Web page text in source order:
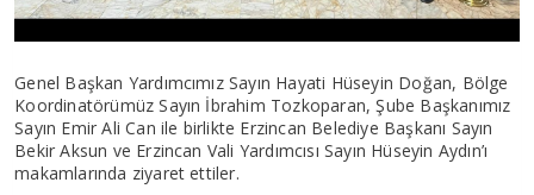
Genel Başkan Yardımcımız Sayın Hayati Hüseyin Doğan, Bölge
Koordinatörümüz Sayın İbrahim Tozkoparan, Şube Başkanımız
Sayın Emir Ali Can ile birlikte Erzincan Belediye Başkanı Sayın
Bekir Aksun ve Erzincan Vali Yardımcısı Sayın Hüseyin Aydın’ı
makamlarında ziyaret ettiler.